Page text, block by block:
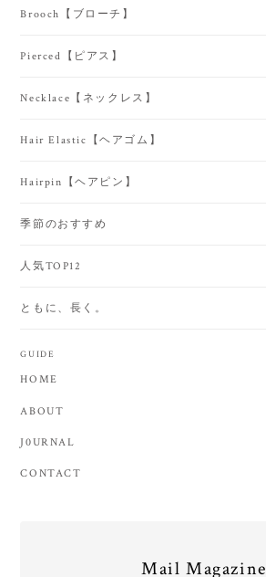
Brooch【ブローチ】
Pierced【ピアス】
Necklace【ネックレス】
Hair Elastic【ヘアゴム】
Hairpin【ヘアピン】
季節のおすすめ
人気TOP12
ともに、長く。
GUIDE
HOME
ABOUT
J0URNAL
CONTACT
Mail Magazine